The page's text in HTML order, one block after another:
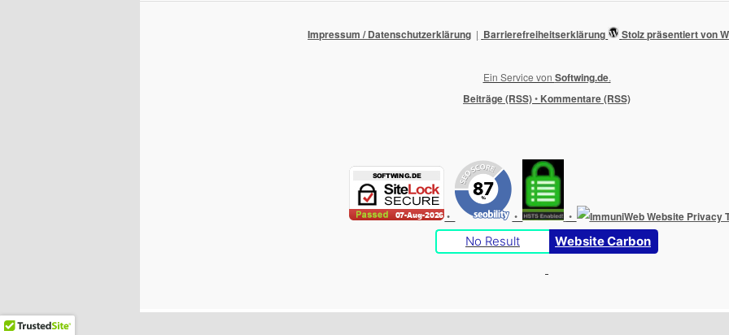
Impressum / Datenschutzerklärung Barrierefreiheitserklärung Stolz präsentiert von
Ein Service von Softwing.de.
Beiträge (RSS)• Kommentare (RSS)
• • •
No Result Website Carbon